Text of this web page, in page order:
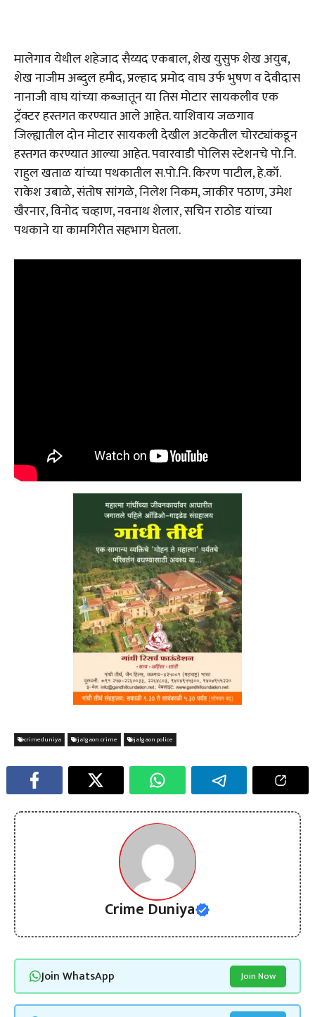
मालेगाव येथील शहेजाद सैय्यद एकबाल, शेख युसुफ शेख अयुब,
शेख नाजीम अब्दुल हमीद, प्रल्हाद प्रमोद वाघ उर्फ भुषण व देवीदास
नानाजी वाघ यांच्या कब्जातून या तिस मोटार सायकलीव एक
ट्रॅक्टर हस्तगत करण्यात आले आहेत. याशिवाय जळगाव
जिल्ह्यातील दोन मोटार सायकली देखील अटकेतील चोरट्यांकडून
हस्तगत करण्यात आल्या आहेत. पवारवाडी पोलिस स्टेशनचे पो.नि.
राहुल खताळ यांच्या पथकातील स.पो.नि. किरण पाटील, हे.कॉ.
राकेश उबाळे, संतोष सांगळे, निलेश निकम, जाकीर पठाण, उमेश
खैरनार, विनोद चव्हाण, नवनाथ शेलार, सचिन राठोड यांच्या
पथकाने या कामगिरीत सहभाग घेतला.
crimeduniya jalgaon crime jalgaon police
Crime Duniya
Join WhatsApp Join Now